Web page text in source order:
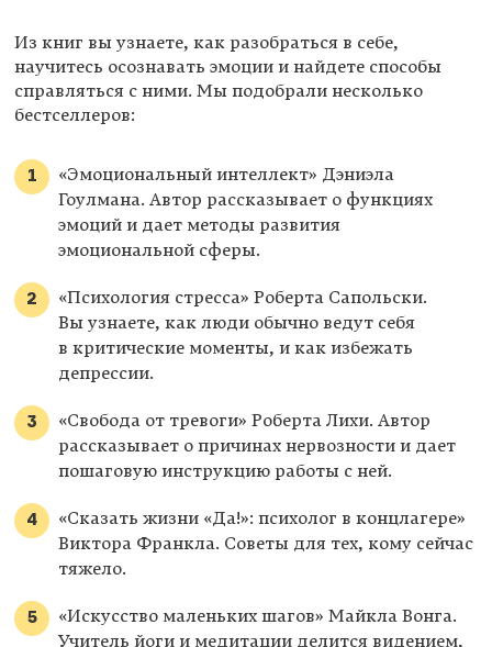
Из книг вы узнаете, как разобраться в себе,
научитесь осознавать эмоции и найдете способы
справляться с ними. Мы подобрали несколько
бестселлеров:
«Эмоциональный интеллект» Дэниэла
Гоулмана. Автор рассказывает о функциях
эмоций и дает методы развития
эмоциональной сферы.
«Психология стресса» Роберта Сапольски.
Вы узнаете, как люди обычно ведут себя
в критические моменты, и как избежать
депрессии.
«Свобода от тревоги» Роберта Лихи. Автор
рассказывает о причинах нервозности и дает
пошаговую инструкцию работы с ней.
«Сказать жизни «Да!»: психолог в концлагере»
Виктора Франкла. Советы для тех, кому сейчас
тяжело.
«Искусство маленьких шагов» Майкла Вонга.
Учитель йоги и медитации делится видением,